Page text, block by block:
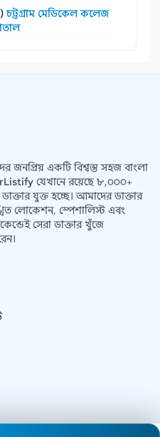
চট্টগ্রাম মেডিকেল কলেজ
জনপ্রিয় একটি বিশ্বস্ত সহজ বাংলা
যেখানে রয়েছে ৮,০০০+
যুক্ত হচ্ছে। আমাদের ডাক্তার
লোকেশন, স্পেশালিস্ট এবং
সেরা ডাক্তার খুঁজে